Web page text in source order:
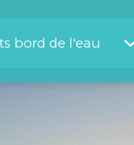
bord de l'eau